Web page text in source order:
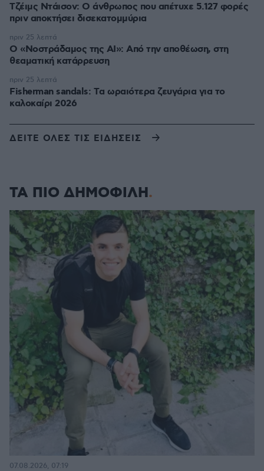
Τζέιμς Ντάισον: Ο άνθρωπος που απέτυχε 5.127 φορές
πριν αποκτήσει δισεκατομμύρια
Ο «Νοστράδαμος της AI»: Από την αποθέωση, στη
θεαματική κατάρρευση
πριν 25 λεπτά
Fisherman sandals: Tα ωραιότερα ζευγάρια για το
καλοκαίρι 2026
πριν 25 λεπτά
ΔΕΙΤΕ ΟΛΕΣ ΤΙΣ ΕΙΔΗΣΕΙΣ
ΤΑ ΠΙΟ ΔΗΜΟΦΙΛΗ
07.08.2026, 07:19